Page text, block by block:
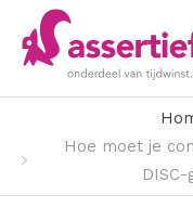
Hoe moet je